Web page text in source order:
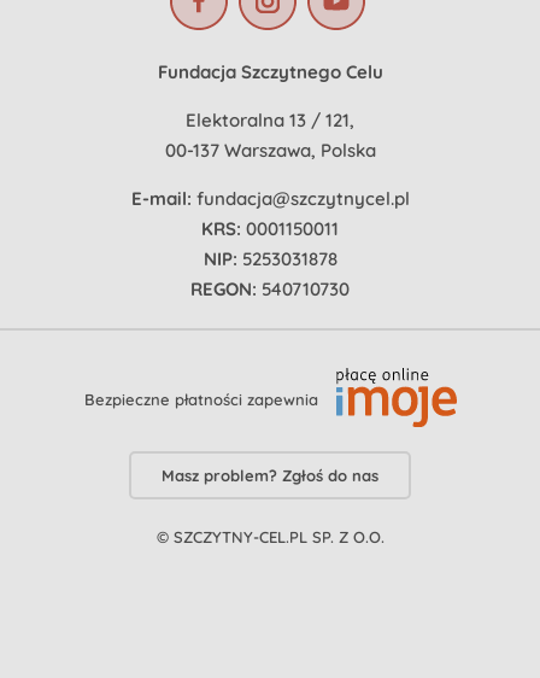
Fundacja Szczytnego Celu
Elektoralna 13 / 121,
00-137 Warszawa, Polska
E-mail: fundacja@szczytnycel.pl
KRS: 0001150011
NIP: 5253031878
REGON: 540710730
Bezpieczne płatności zapewnia
Masz problem? Zgłoś do nas
© SZCZYTNY-CEL.PL SP. Z O.O.